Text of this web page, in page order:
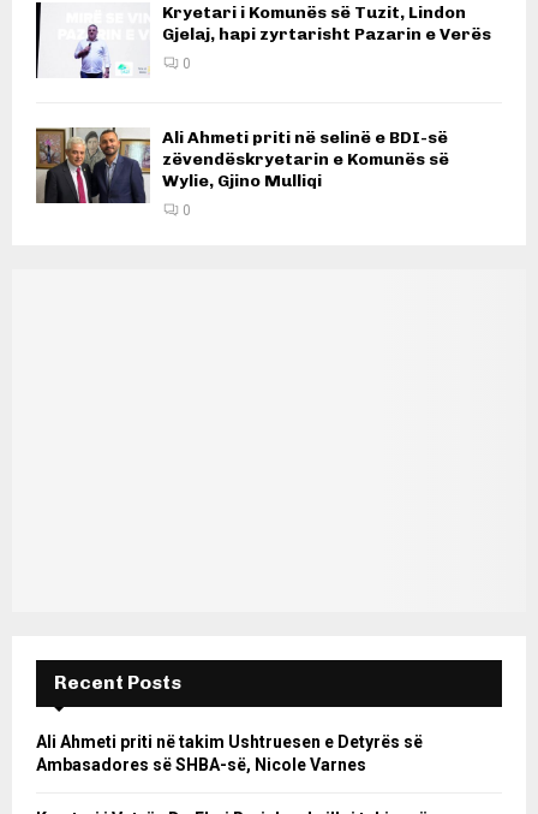
Kryetari i Komunës së Tuzit, Lindon
Gjelaj, hapi zyrtarisht Pazarin e Verës
0
Ali Ahmeti priti në selinë e BDI-së
zëvendëskryetarin e Komunës së
Wylie, Gjino Mulliqi
0
Recent Posts
Ali Ahmeti priti në takim Ushtruesen e Detyrës së
Ambasadores së SHBA-së, Nicole Varnes